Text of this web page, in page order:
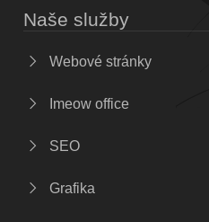
Naše služby
Webové stránky
Imeow office
SEO
Grafika